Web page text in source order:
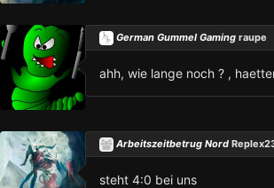
German Gummel Gaming raupe
ahh, wie lange noch ? ,
Arbeitszeitbetrug Nord
steht 4:0 bei uns